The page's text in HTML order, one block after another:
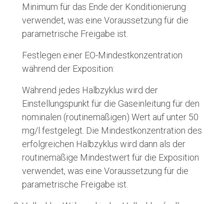
Minimum für das Ende der Konditionierung
verwendet, was eine Voraussetzung für die
parametrische Freigabe ist.
Festlegen einer EO-Mindestkonzentration
während der Exposition:
Während jedes Halbzyklus wird der
Einstellungspunkt für die Gaseinleitung für den
nominalen (routinemäßigen) Wert auf unter 50
mg/l festgelegt. Die Mindestkonzentration des
erfolgreichen Halbzyklus wird dann als der
routinemäßige Mindestwert für die Exposition
verwendet, was eine Voraussetzung für die
parametrische Freigabe ist.